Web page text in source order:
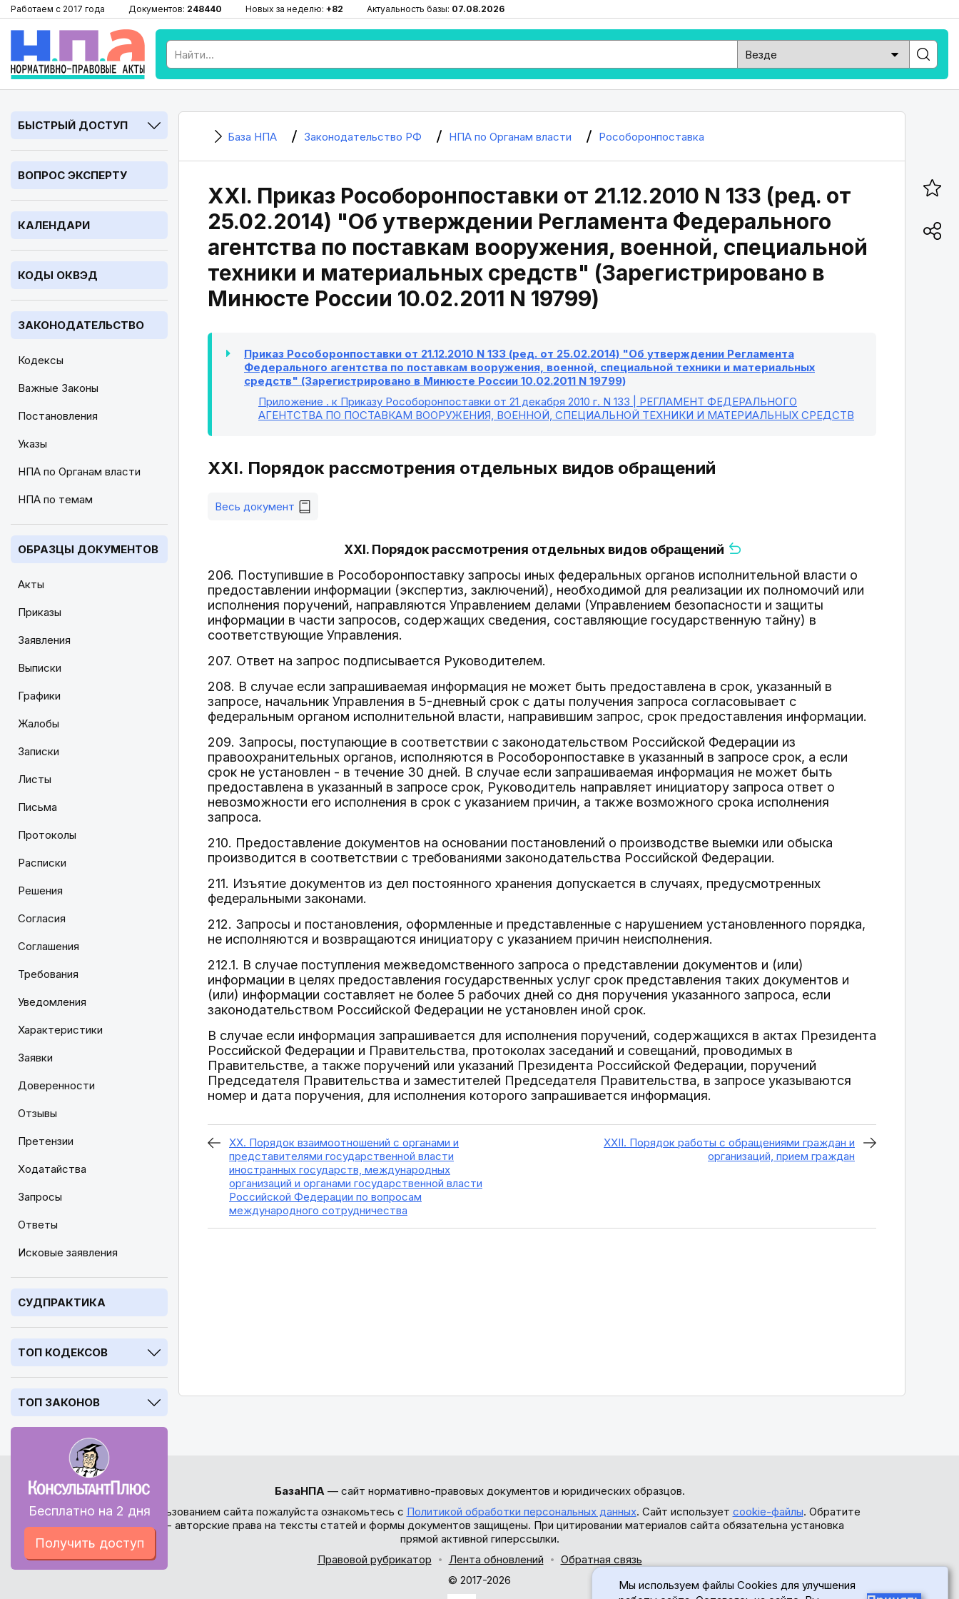
Работаем с 2017 года Документов: 248440 Новых за неделю: +82 Актуальность базы: 07.08.2026
БЫСТРЫЙ ДОСТУП
ВОПРОС ЭКСПЕРТУ
КАЛЕНДАРИ
КОДЫ ОКВЭД
ЗАКОНОДАТЕЛЬСТВО
Кодексы
Важные Законы
Постановления
Указы
НПА по Органам власти
НПА по темам
ОБРАЗЦЫ ДОКУМЕНТОВ
Акты
Приказы
Заявления
Выписки
Графики
Жалобы
Записки
Листы
Письма
Протоколы
Расписки
Решения
Согласия
Соглашения
Требования
Уведомления
Характеристики
Заявки
Доверенности
Отзывы
Претензии
Ходатайства
Запросы
Ответы
Исковые заявления
СУДПРАКТИКА
ТОП КОДЕКСОВ
ТОП ЗАКОНОВ
Бесплатно на 2 дня
Получить доступ
База НПА Законодательство РФ НПА по Органам власти Рособоронпоставка
XXI. Приказ Рособоронпоставки от 21.12.2010 N 133 (ред. от
25.02.2014) "Об утверждении Регламента Федерального
агентства по поставкам вооружения, военной, специальной
техники и материальных средств" (Зарегистрировано в
Минюсте России 10.02.2011 N 19799)
Приказ Рособоронпоставки от 21.12.2010 N 133 (ред. от 25.02.2014) "Об утверждении Регламента
Федерального агентства по поставкам вооружения, военной, специальной техники и материальных
средств" (Зарегистрировано в Минюсте России 10.02.2011 N 19799)
Приложение . к Приказу Рособоронпоставки от 21 декабря 2010 г. N 133 | РЕГЛАМЕНТ ФЕДЕРАЛЬНОГО
АГЕНТСТВА ПО ПОСТАВКАМ ВООРУЖЕНИЯ, ВОЕННОЙ, СПЕЦИАЛЬНОЙ ТЕХНИКИ И МАТЕРИАЛЬНЫХ СРЕДСТВ
XXI. Порядок рассмотрения отдельных видов обращений
Весь документ
XXI. Порядок рассмотрения отдельных видов обращений
206. Поступившие в Рособоронпоставку запросы иных федеральных органов исполнительной власти о
предоставлении информации (экспертиз, заключений), необходимой для реализации их полномочий или
исполнения поручений, направляются Управлением делами (Управлением безопасности и защиты
информации в части запросов, содержащих сведения, составляющие государственную тайну) в
соответствующие Управления.
207. Ответ на запрос подписывается Руководителем.
208. В случае если запрашиваемая информация не может быть предоставлена в срок, указанный в
запросе, начальник Управления в 5-дневный срок с даты получения запроса согласовывает с
федеральным органом исполнительной власти, направившим запрос, срок предоставления информации.
209. Запросы, поступающие в соответствии с законодательством Российской Федерации из
правоохранительных органов, исполняются в Рособоронпоставке в указанный в запросе срок, а если
срок не установлен - в течение 30 дней. В случае если запрашиваемая информация не может быть
предоставлена в указанный в запросе срок, Руководитель направляет инициатору запроса ответ о
невозможности его исполнения в срок с указанием причин, а также возможного срока исполнения
запроса.
210. Предоставление документов на основании постановлений о производстве выемки или обыска
производится в соответствии с требованиями законодательства Российской Федерации.
211. Изъятие документов из дел постоянного хранения допускается в случаях, предусмотренных
федеральными законами.
212. Запросы и постановления, оформленные и представленные с нарушением установленного порядка,
не исполняются и возвращаются инициатору с указанием причин неисполнения.
212.1. В случае поступления межведомственного запроса о представлении документов и (или)
информации в целях предоставления государственных услуг срок представления таких документов и
(или) информации составляет не более 5 рабочих дней со дня поручения указанного запроса, если
законодательством Российской Федерации не установлен иной срок.
В случае если информация запрашивается для исполнения поручений, содержащихся в актах Президента
Российской Федерации и Правительства, протоколах заседаний и совещаний, проводимых в
Правительстве, а также поручений или указаний Президента Российской Федерации, поручений
Председателя Правительства и заместителей Председателя Правительства, в запросе указываются
номер и дата поручения, для исполнения которого запрашивается информация.
XX. Порядок взаимоотношений с органами и
представителями государственной власти
иностранных государств, международных
организаций и органами государственной власти
Российской Федерации по вопросам
международного сотрудничества
XXII. Порядок работы с обращениями граждан и
организаций, прием граждан
БазаНПА— сайт нормативно-правовых документов и юридических образцов.
Перед использованием сайта пожалуйста ознакомьтесь с Политикой обработки персональных данных. Сайт использует cookie-файлы. Обратите
внимание - авторские права на тексты статей и формы документов защищены. При цитировании материалов сайта обязательна установка
прямой активной гиперссылки.
Правовой рубрикатор
Лента обновлений
Обратная связь
© 2017-2026
Мы используем файлы Cookies для улучшения